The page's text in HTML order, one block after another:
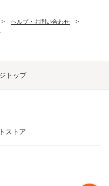
ヘルプ・お問い合わせ
トップ
ストア